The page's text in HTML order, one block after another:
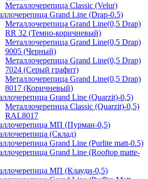
Металлочерепица Classic (Velur)
Grand Line (Drap-0.5)
Металлочерепица Grand Line(0,5 Drap)
RR 32 (Темно-коричневый)
Металлочерепица Grand Line(0,5 Drap)
9005 (Черный)
Металлочерепица Grand Line(0,5 Drap)
7024 (Серый графит)
Металлочерепица Grand Line(0,5 Drap)
8017 (Коричневый)
Grand Line (Quarzit)-0,5)
Металлочерепица Classic (Quarzit)-0,5)
RAL8017
МП (Пурман-0,5)
(Склад)
Grand Line (Purlite matt-0.5)
Grand Line (Rooftop matte-
МП (Клауди-0,5)